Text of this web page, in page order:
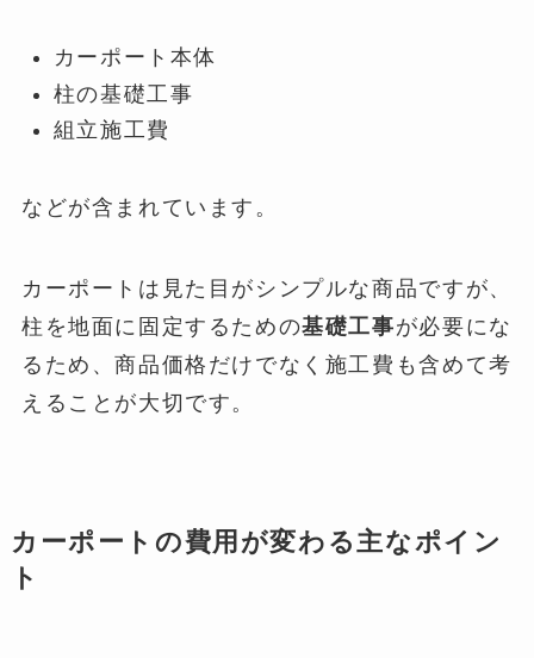
カーポート本体
柱の基礎工事
組立施工費
などが含まれています。
カーポートは見た目がシンプルな商品ですが、
柱を地面に固定するための基礎工事が必要にな
るため、商品価格だけでなく施工費も含めて考
えることが大切です。
カーポートの費用が変わる主なポイン
ト